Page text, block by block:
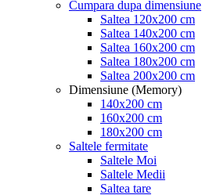
Cumpara dupa dimensiune
Saltea 120x200 cm
Saltea 140x200 cm
Saltea 160x200 cm
Saltea 180x200 cm
Saltea 200x200 cm
Dimensiune (Memory)
140x200 cm
160x200 cm
180x200 cm
Saltele fermitate
Saltele Moi
Saltele Medii
Saltea tare